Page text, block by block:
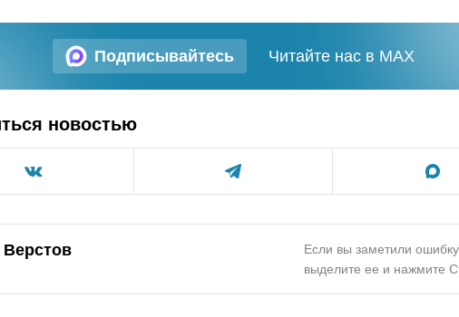
Подписывайтесь Читайте нас в MAX
новостью
Если вы заметили ошибку
выделите ее и нажмите